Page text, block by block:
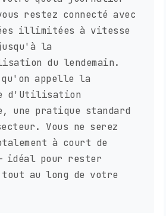
restez connecté avec
illimitées à vitesse
la
du lendemain.
appelle la
d'Utilisation
une pratique standard
Vous ne serez
à court de
idéal pour rester
tout au long de votre